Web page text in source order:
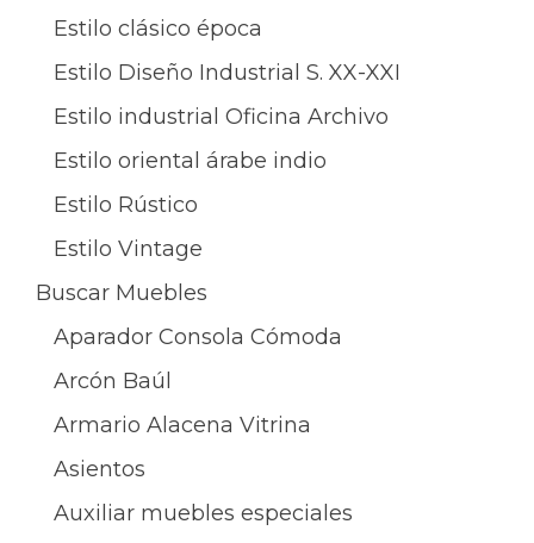
Estilo clásico época
Estilo Diseño Industrial S. XX-XXI
Estilo industrial Oficina Archivo
Estilo oriental árabe indio
Estilo Rústico
Estilo Vintage
Buscar Muebles
Aparador Consola Cómoda
Arcón Baúl
Armario Alacena Vitrina
Asientos
Auxiliar muebles especiales